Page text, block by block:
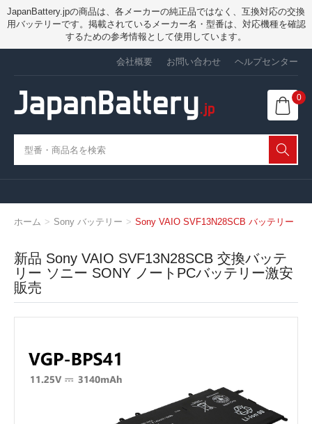
JapanBattery.jpの商品は、各メーカーの純正品ではなく、互換対応の交換
用バッテリーです。掲載されているメーカー名・型番は、対応機種を確認
するための参考情報として使用しています。
会社概要 お問い合わせ ヘルプセンター
0
ホーム Sony バッテリー Sony VAIO SVF13N28SCB バッテリー
新品 Sony VAIO SVF13N28SCB 交換バッテ
リー ソニー SONY ノートPCバッテリー激安
販売